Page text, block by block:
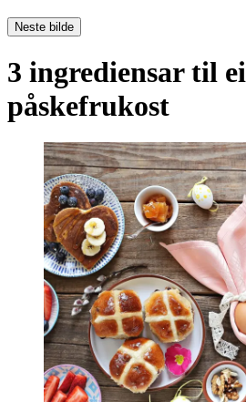
Neste bilde
3 ingrediensar til
påskefrukost